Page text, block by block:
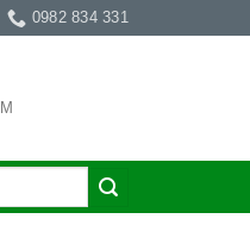
0982 834 331